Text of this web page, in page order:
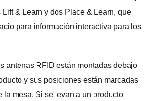
Lift & Learn y dos Place & Learn, que
para información interactiva para los
antenas RFID están montadas debajo
y sus posiciones están marcadas
la mesa. Si se levanta un producto